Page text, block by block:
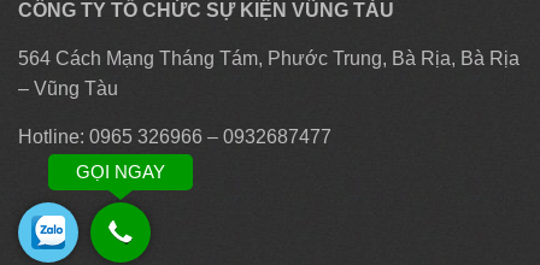
CÔNG TY TỔ CHỨC SỰ KIỆN VŨNG TÀU
564 Cách Mạng Tháng Tám, Phước Trung, Bà Rịa, Bà Rịa
– Vũng Tàu
Hotline: 0965 326966 – 0932687477
GỌI NGAY